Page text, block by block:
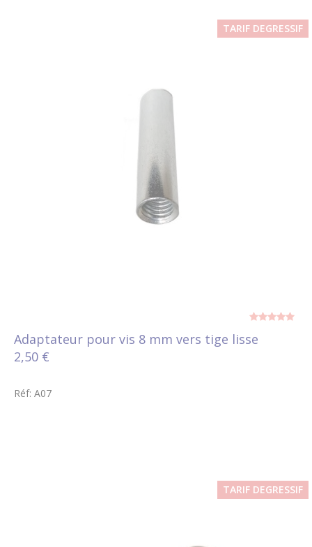
TARIF DEGRESSIF
Adaptateur pour vis 8 mm vers tige lisse
2,50 €
Réf: A07
TARIF DEGRESSIF